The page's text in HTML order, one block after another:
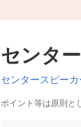
センタ
センタースピー
ポイント等は原則と